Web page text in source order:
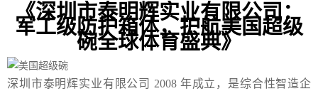
《深圳市泰明辉实业有限公司：
军工级防护箱体，护航美国超级
碗全球体育盛典》
深圳市泰明辉实业有限公司 2008 年成立，是综合性智造企